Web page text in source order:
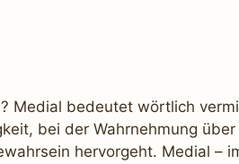
Medial bedeutet wörtlich
bei der Wahrnehmung
hervorgeht. Medial –